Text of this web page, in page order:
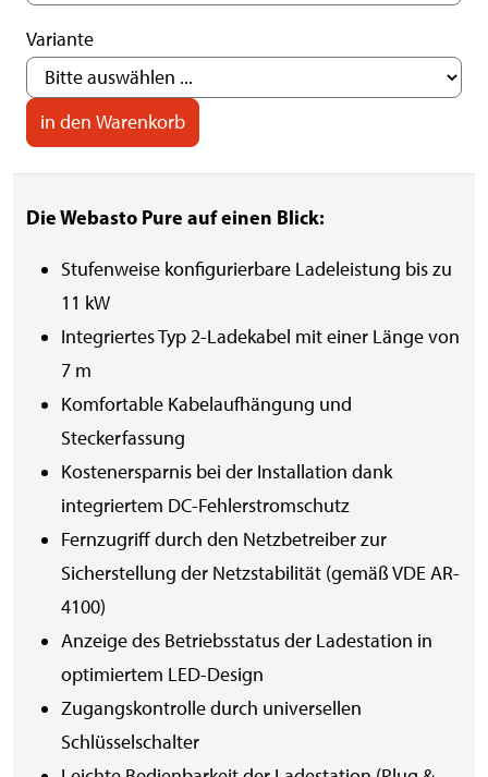
Variante
Die Webasto Pure auf einen Blick:
Stufenweise konfigurierbare Ladeleistung bis zu
11 kW
Integriertes Typ 2-Ladekabel mit einer Länge von
7 m
Komfortable Kabelaufhängung und
Steckerfassung
Kostenersparnis bei der Installation dank
integriertem DC-Fehlerstromschutz
Fernzugriff durch den Netzbetreiber zur
Sicherstellung der Netzstabilität (gemäß VDE AR-
4100)
Anzeige des Betriebsstatus der Ladestation in
optimiertem LED-Design
Zugangskontrolle durch universellen
Schlüsselschalter